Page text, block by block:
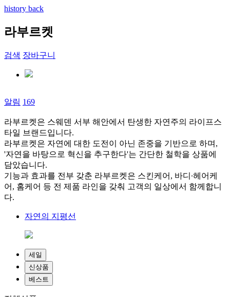
history back
라부르켓
검색 장바구니
알림 169
라부르켓은 스웨덴 서부 해안에서 탄생한 자연주의 라이프스
타일 브랜드입니다.
라부르켓은 자연에 대한 도전이 아닌 존중을 기반으로 하며,
'자연을 바탕으로 혁신을 추구한다'는 간단한 철학을 상품에
담았습니다.
기능과 효과를 전부 갖춘 라부르켓은 스킨케어, 바디∙헤어케
어, 홈케어 등 전 제품 라인을 갖춰 고객의 일상에서 함께합니
다.
자연의 지평선
세일
신상품
베스트